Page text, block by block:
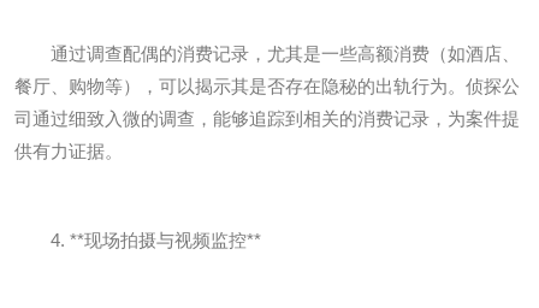
通过调查配偶的消费记录，尤其是一些高额消费（如酒店、
餐厅、购物等），可以揭示其是否存在隐秘的出轨行为。侦探公
司通过细致入微的调查，能够追踪到相关的消费记录，为案件提
供有力证据。
4. **现场拍摄与视频监控**